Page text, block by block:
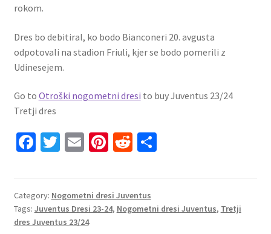
rokom.
Dres bo debitiral, ko bodo Bianconeri 20. avgusta
odpotovali na stadion Friuli, kjer se bodo pomerili z
Udinesejem.
Go to Otroški nogometni dresi to buy Juventus 23/24
Tretji dres
Fa
o
o
T
er
E
l
Pi
es
t
R
di
t
S
e
Category: Nogometni dresi Juventus
Tags: Juventus Dresi 23-24, Nogometni dresi Juventus, Tretji
dres Juventus 23/24